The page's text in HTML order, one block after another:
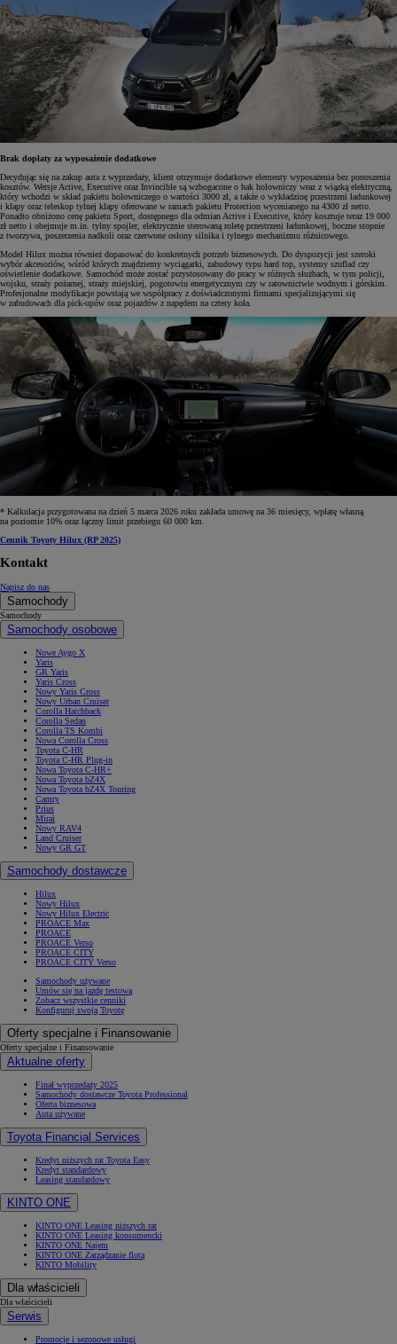
Brak dopłaty za wyposażenie dodatkowe
Decydując się na zakup auta z wyprzedaży, klient otrzymuje dodatkowe elementy wyposażenia bez ponoszenia
kosztów. Wersje Active, Executive oraz Invincible są wzbogacone o hak holowniczy wraz z wiązką elektryczną,
który wchodzi w skład pakietu holowniczego o wartości 3000 zł, a także o wykładzinę przestrzeni ładunkowej
i klapy oraz teleskop tylnej klapy oferowane w ramach pakietu Protection wycenianego na 4300 zł netto.
Ponadto obniżono cenę pakietu Sport, dostępnego dla odmian Active i Executive, który kosztuje teraz 19 000
zł netto i obejmuje m.in. tylny spojler, elektrycznie sterowaną roletę przestrzeni ładunkowej, boczne stopnie
z tworzywa, poszerzenia nadkoli oraz czerwone osłony silnika i tylnego mechanizmu różnicowego.
Model Hilux można również dopasować do konkretnych potrzeb biznesowych. Do dyspozycji jest szeroki
wybór akcesoriów, wśród których znajdziemy wyciągarki, zabudowy typu hard top, systemy szuflad czy
oświetlenie dodatkowe. Samochód może zostać przystosowany do pracy w różnych służbach, w tym policji,
wojsku, straży pożarnej, straży miejskiej, pogotowiu energetycznym czy w ratownictwie wodnym i górskim.
Profesjonalne modyfikacje powstają we współpracy z doświadczonymi firmami specjalizującymi się
w zabudowach dla pick-upów oraz pojazdów z napędem na cztery koła.
* Kalkulacja przygotowana na dzień 5 marca 2026 roku zakłada umowę na 36 miesięcy, wpłatę własną
na poziomie 10% oraz łączny limit przebiegu 60 000 km.
Cennik Toyoty Hilux (RP 2025)
Kontakt
Napisz do nas
Samochody
Samochody
Samochody osobowe
Nowe Aygo X
Yaris
GR Yaris
Yaris Cross
Nowy Yaris Cross
Nowy Urban Cruiser
Corolla Hatchback
Corolla Sedan
Corolla TS Kombi
Nowa Corolla Cross
Toyota C-HR
Toyota C-HR Plug-in
Nowa Toyota C-HR+
Nowa Toyota bZ4X
Nowa Toyota bZ4X Touring
Camry
Prius
Mirai
Nowy RAV4
Land Cruiser
Nowy GR GT
Samochody dostawcze
Hilux
Nowy Hilux
Nowy Hilux Electric
PROACE Max
PROACE
PROACE Verso
PROACE CITY
PROACE CITY Verso
Samochody używane
Umów się na jazdę testową
Zobacz wszystkie cenniki
Konfiguruj swoją Toyotę
Oferty specjalne i Finansowanie
Oferty specjalne i Finansowanie
Aktualne oferty
Finał wyprzedaży 2025
Samochody dostawcze Toyota Professional
Oferta biznesowa
Auta używane
Toyota Financial Services
Kredyt niższych rat Toyota Easy
Kredyt standardowy
Leasing standardowy
KINTO ONE
KINTO ONE Leasing niższych rat
KINTO ONE Leasing konsumencki
KINTO ONE Najem
KINTO ONE Zarządzanie flotą
KINTO Mobility
Dla właścicieli
Dla właścicieli
Serwis
Promocje i sezonowe usługi